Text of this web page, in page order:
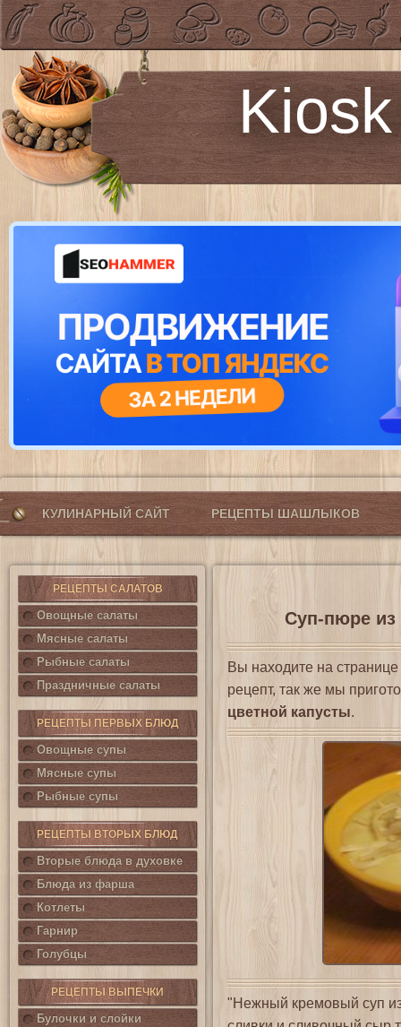
КУЛИНАРНЫЙ САЙТ РЕЦЕПТЫ ШАШЛЫКОВ
РЕЦЕПТЫ САЛАТОВ
Овощные салаты
Мясные салаты
Рыбные салаты
Праздничные салаты
РЕЦЕПТЫ ПЕРВЫХ БЛЮД
Овощные супы
Мясные супы
Рыбные супы
РЕЦЕПТЫ ВТОРЫХ БЛЮД
Вторые блюда в духовке
Блюда из фарша
Котлеты
Гарнир
Голубцы
РЕЦЕПТЫ ВЫПЕЧКИ
Булочки и слойки
Суп-пюре из
Вы находите на странице
рецепт, так же мы
цветной капусты.
"Нежный кремовый суп